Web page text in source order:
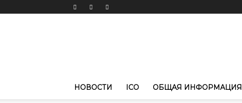
НОВОСТИ ICO ОБЩАЯ ИНФОРМАЦИЯ